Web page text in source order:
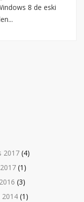
8 de eski
2017 (4)
(1)
(3)
2014 (1)